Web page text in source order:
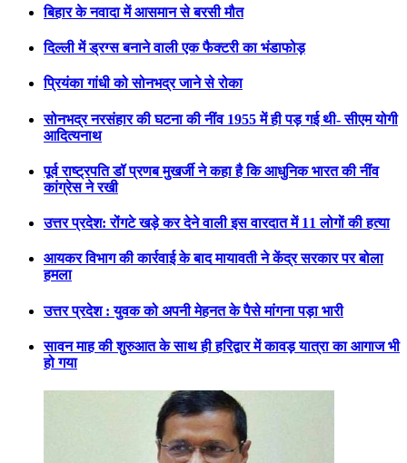
बिहार के नवादा में आसमान से बरसी मौत
दिल्ली में ड्रग्स बनाने वाली एक फैक्टरी का भंडाफोड़
प्रियंका गांधी को सोनभद्र जाने से रोका
सोनभद्र नरसंहार की घटना की नींव 1955 में ही पड़ गई थी- सीएम योगी
आदित्यनाथ
पूर्व राष्ट्रपति डॉ प्रणब मुखर्जी ने कहा है कि आधुनिक भारत की नींव
कांग्रेस ने रखी
उत्तर प्रदेश: रोंगटे खड़े कर देने वाली इस वारदात में 11 लोगों की हत्या
आयकर विभाग की कार्रवाई के बाद मायावती ने केंद्र सरकार पर बोला
हमला
उत्तर प्रदेश : युवक को अपनी मेहनत के पैसे मांगना पड़ा भारी
सावन माह की शुरुआत के साथ ही हरिद्वार में कावड़ यात्रा का आगाज भी
हो गया